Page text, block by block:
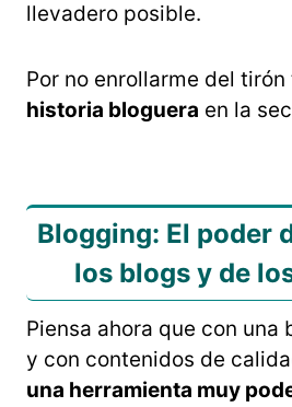
llevadero posible.
Por no enrollarme del
historia bloguera en la
Blogging: El poder
los blogs y de
Piensa ahora que con una
y con contenidos de
una herramienta muy